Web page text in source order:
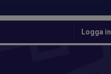
Logga in